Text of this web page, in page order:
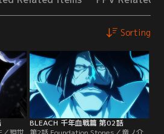
Sorting
BLEACH 千年血戦篇 第02話